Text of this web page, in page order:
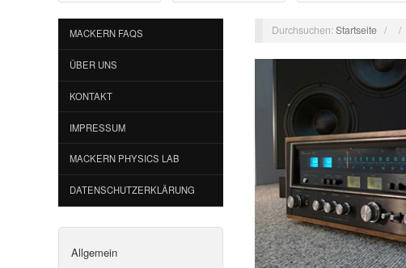
MACKERN FAQS
ÜBER UNS
KONTAKT
IMPRESSUM
MACKERN PHYSICS LAB
DATENSCHUTZERKLÄRUNG
Allgemein
Durchsuchen:Startseite / /